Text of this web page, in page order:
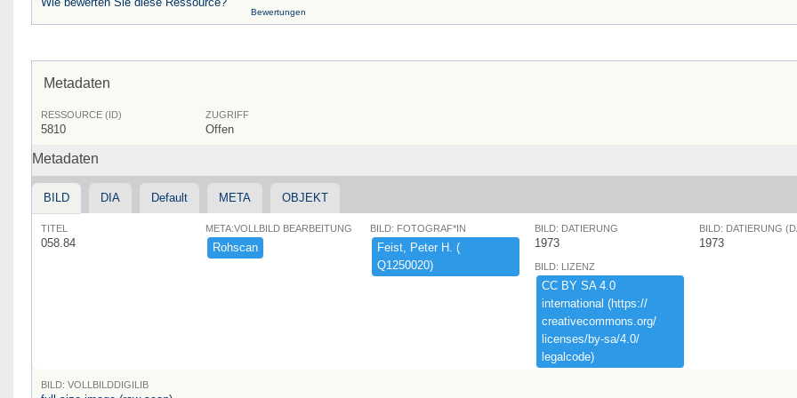
Bewertungen
Metadaten
RESSOURCE (ID)
5810
ZUGRIFF
Offen
Metadaten
BILD DIA Default META OBJEKT
TITEL
058.84
META:VOLLBILD BEARBEITUNG
Rohscan
BILD: FOTOGRAF*IN
Feist,​ ​Peter ​H.​ ​(​
Q1250020)​
BILD: DATIERUNG
1973
BILD: DATIERUNG
1973
BILD: LIZENZ
CC ​BY ​SA ​4.​0 ​
international ​(​https:​/​/​
creativecommons.​org/​
licenses/​by-​sa/​4.​0/​
legalcode)​
BILD: VOLLBILDDIGILIB